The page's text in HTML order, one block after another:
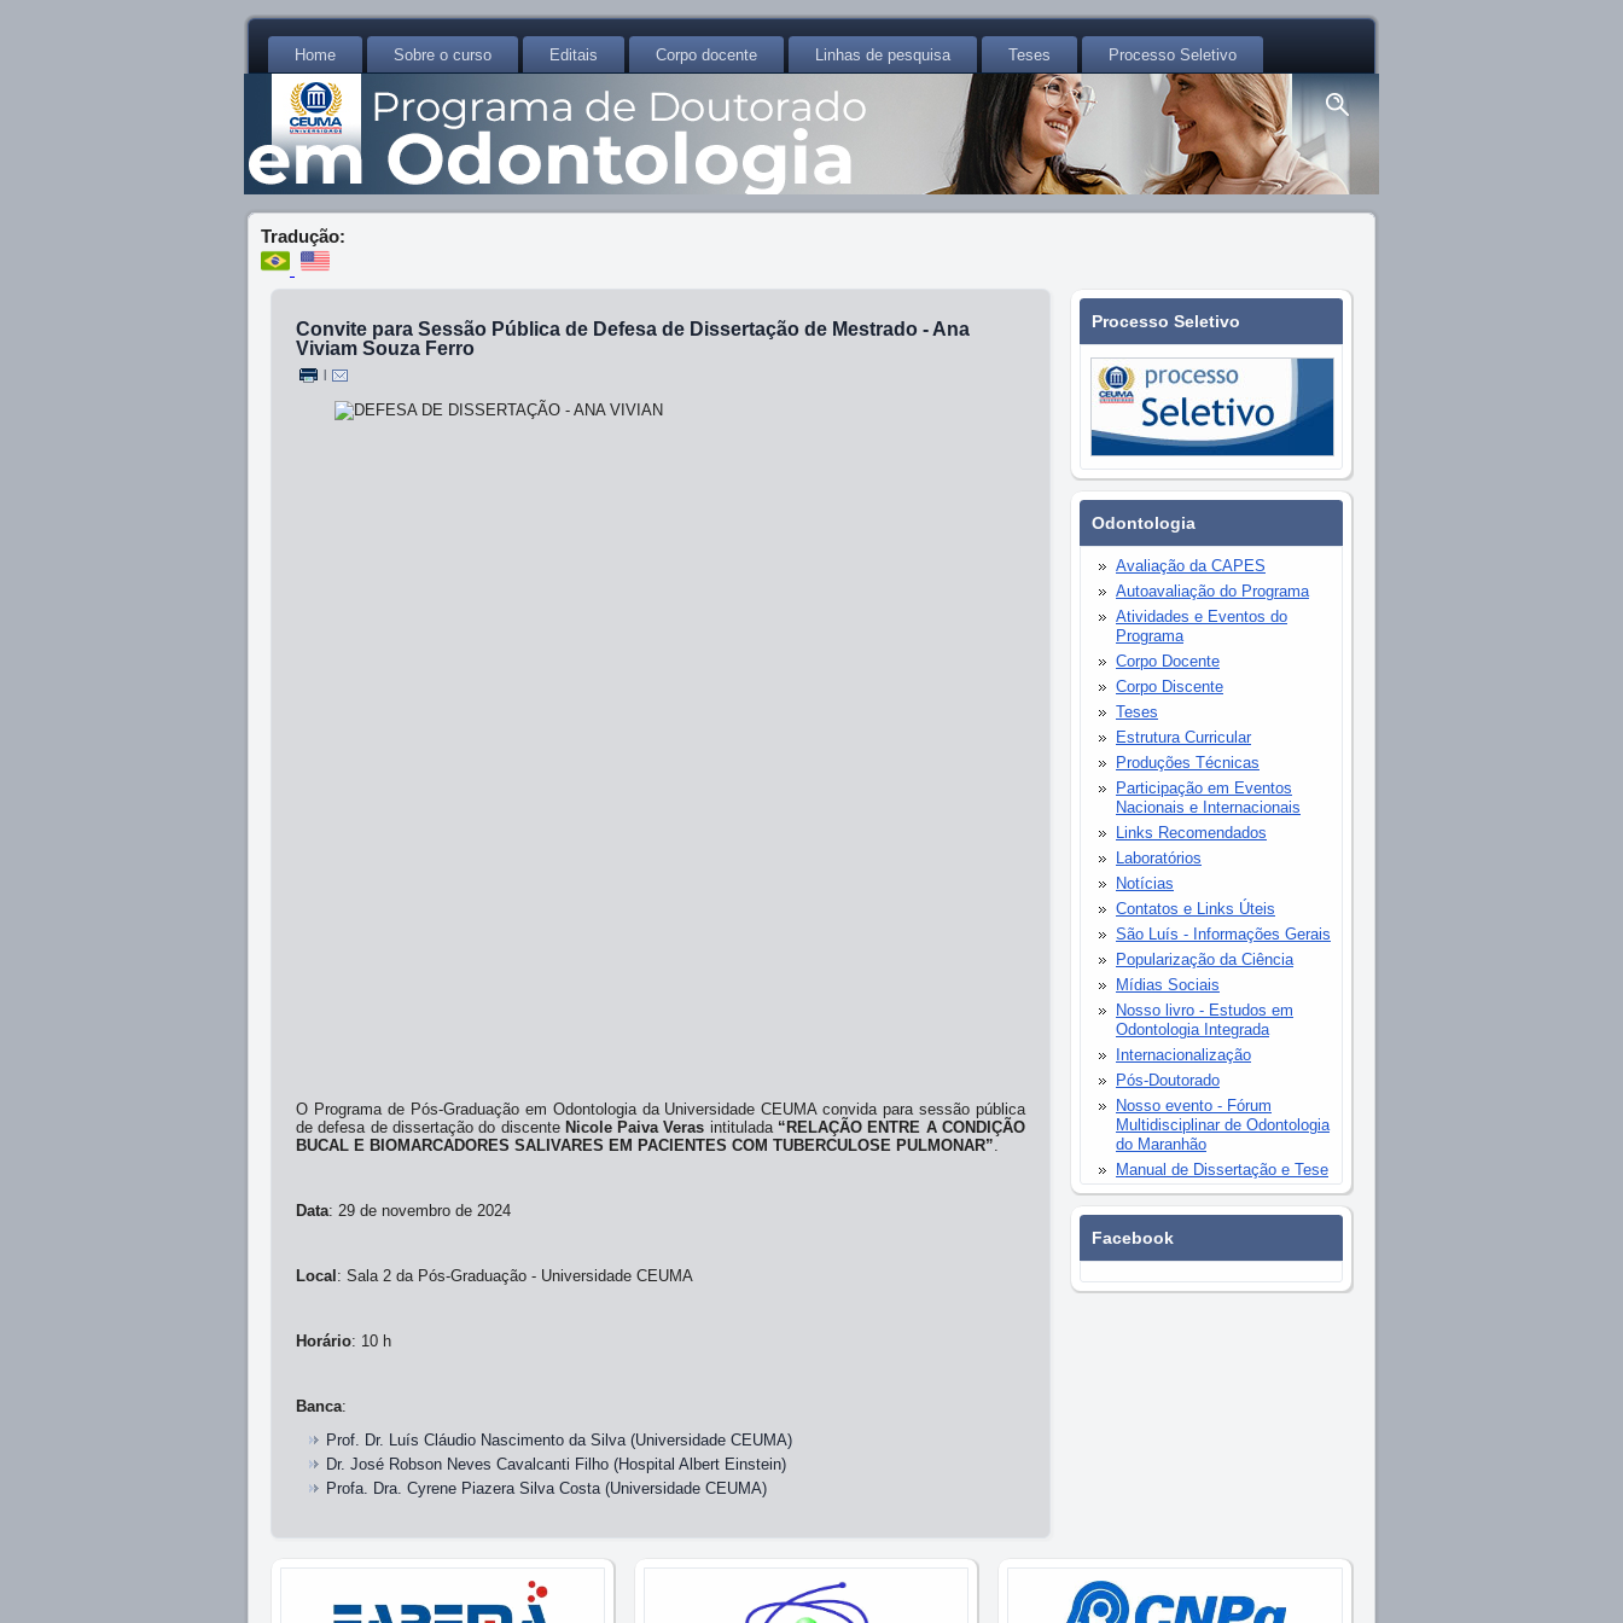
Home Sobre o curso Editais Corpo docente Linhas de pesquisa Teses Processo Seletivo
Tradução:
Convite para Sessão Pública de Defesa de Dissertação de Mestrado - Ana
Viviam Souza Ferro
O Programa de Pós-Graduação em Odontologia da Universidade CEUMA convida para sessão pública
de defesa de dissertação do discente Nicole Paiva Veras intitulada “RELAÇÃO ENTRE A CONDIÇÃO
BUCAL E BIOMARCADORES SALIVARES EM PACIENTES COM TUBERCULOSE PULMONAR”.
Data: 29 de novembro de 2024
Local : Sala 2 da Pós-Graduação - Universidade CEUMA
Horário: 10 h
Banca:
Prof. Dr. Luís Cláudio Nascimento da Silva (Universidade CEUMA)
Dr. José Robson Neves Cavalcanti Filho (Hospital Albert Einstein)
Profa. Dra. Cyrene Piazera Silva Costa (Universidade CEUMA)
Processo Seletivo
Odontologia
Avaliação da CAPES
Autoavaliação do Programa
Atividades e Eventos do
Programa
Corpo Docente
Corpo Discente
Teses
Estrutura Curricular
Produções Técnicas
Participação em Eventos
Nacionais e Internacionais
Links Recomendados
Laboratórios
Notícias
Contatos e Links Úteis
São Luís - Informações Gerais
Popularização da Ciência
Mídias Sociais
Nosso livro - Estudos em
Odontologia Integrada
Internacionalização
Pós-Doutorado
Nosso evento - Fórum
Multidisciplinar de Odontologia
do Maranhão
Manual de Dissertação e Tese
Facebook